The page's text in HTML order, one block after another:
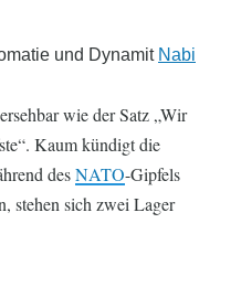
und Dynamit Nabi
wie der Satz „Wir
Kaum kündigt die
desNATO-Gipfels
stehen sich zwei Lager